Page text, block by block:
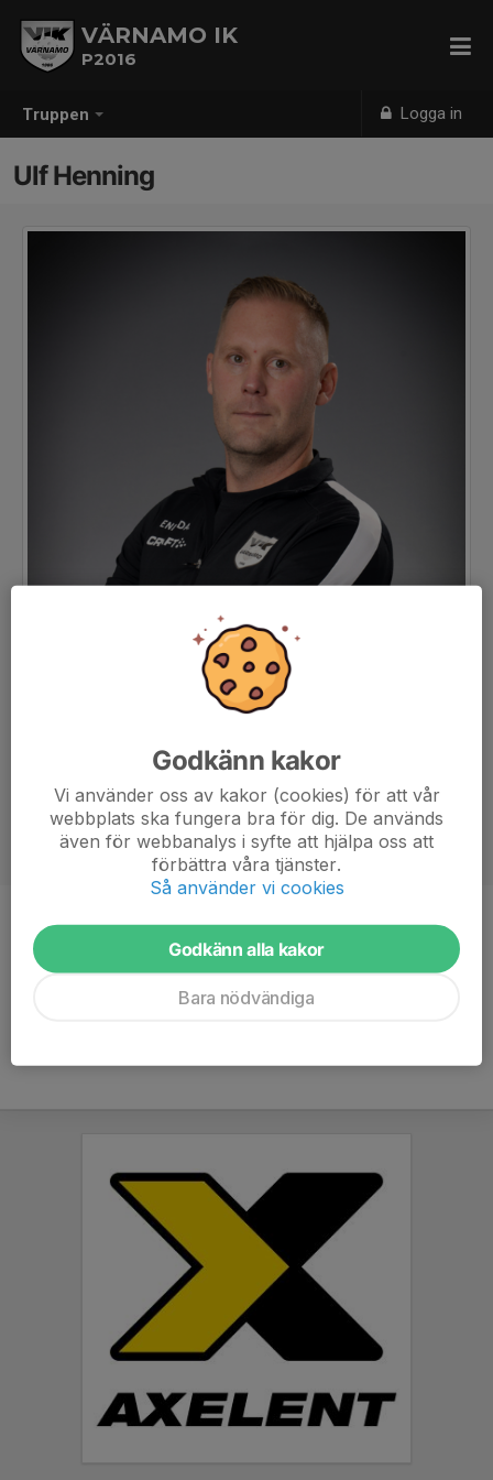
Truppen Logga in
VÄRNAMO IK
P2016
Ulf Henning
Titel
Tränare
Ålder
45 år
Godkänn kakor
Vi använder oss av kakor (cookies) för att vår
webbplats ska fungera bra för dig. De används
även för webbanalys i syfte att hjälpa oss att
förbättra våra tjänster.
Så använder vi cookies
Godkänn alla kakor
Bara nödvändiga